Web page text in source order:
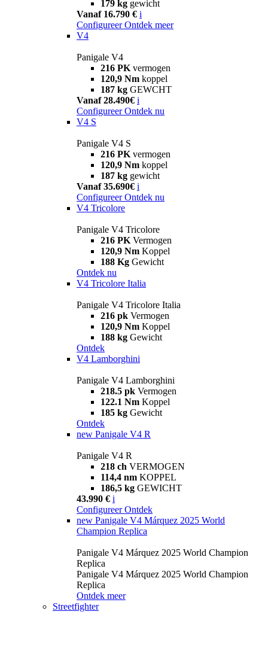
179 kg gewicht
Vanaf 16.790 € i
Configureer Ontdek meer
V4
Panigale V4
216 PK vermogen
120,9 Nm koppel
187 kg GEWCHT
Vanaf 28.490€ i
Configureer Ontdek nu
V4 S
Panigale V4 S
216 PK vermogen
120,9 Nm koppel
187 kg gewicht
Vanaf 35.690€ i
Configureer Ontdek nu
V4 Tricolore
Panigale V4 Tricolore
216 PK Vermogen
120,9 Nm Koppel
188 Kg Gewicht
Ontdek nu
V4 Tricolore Italia
Panigale V4 Tricolore Italia
216 pk Vermogen
120,9 Nm Koppel
188 kg Gewicht
Ontdek
V4 Lamborghini
Panigale V4 Lamborghini
218.5 pk Vermogen
122.1 Nm Koppel
185 kg Gewicht
Ontdek
new Panigale V4 R
Panigale V4 R
218 ch VERMOGEN
114,4 nm KOPPEL
186,5 kg GEWICHT
43.990 € i
Configureer Ontdek
new Panigale V4 Márquez 2025 World
Champion Replica
Panigale V4 Márquez 2025 World Champion
Replica
Panigale V4 Márquez 2025 World Champion
Replica
Ontdek meer
Streetfighter